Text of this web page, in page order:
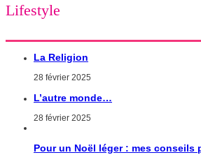
Lifestyle
La Religion
28 février 2025
L’autre monde…
28 février 2025
Pour un Noël léger : mes